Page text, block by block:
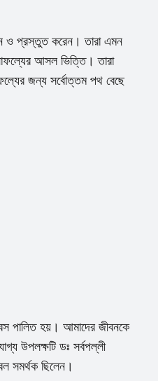
ও প্রস্তুত করেন। তারা এমন
আসল ভিত্তি। তারা
জন্য সর্বোত্তম পথ বেছে
পালিত হয়। আমাদের জীবনকে
উপলক্ষটি ডঃ সর্বপল্লী
সমর্থক ছিলেন।